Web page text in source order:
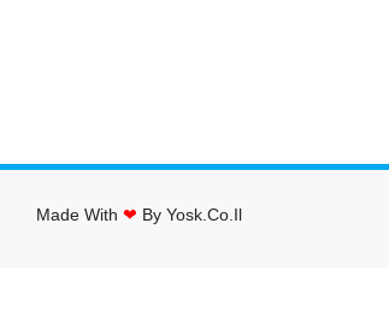
Made With ❤ By Yosk.co.il